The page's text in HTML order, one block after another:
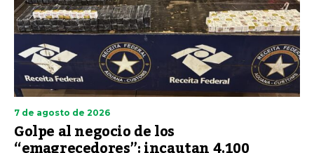
7 de agosto de 2026
Golpe al negocio de los